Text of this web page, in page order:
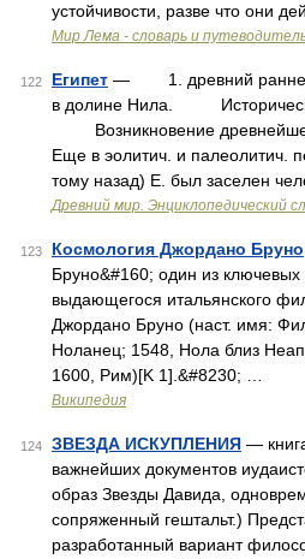
устойчивости, разве что они
Мир Лема - словарь и
122 Египет — 1. древний
в долине Нила.
Возникновение древнейшего
Еще в эолитич. и палеолитич.
тому назад) Е. был заселен
Древний мир. Энциклопедический
123 Космология Джордано Бруно
Бруно&#160; один из ключевых
выдающегося итальянского
Джордано Бруно (наст. имя:
Ноланец; 1548, Нола близ
1600, Рим)[K 1].&#8230; …
Википедия
124 ЗВЕЗДА ИСКУПЛЕНИЯ —
важнейших документов
образ Звезды Давида,
сопряженный гештальт.)
разработанный вариант